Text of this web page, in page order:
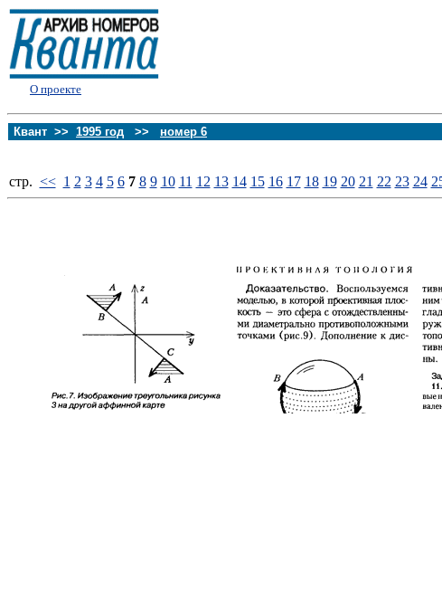
О проекте
Квант >> 1995 год >> номер 6
стp. << 1 2 3 4 5 6 7 8 9 10 11 12 13 14 15 16 17 18 19 20 21 22 23 24